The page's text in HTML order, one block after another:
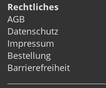
Rechtliches
AGB
Datenschutz
Impressum
Bestellung
Barrierefreiheit